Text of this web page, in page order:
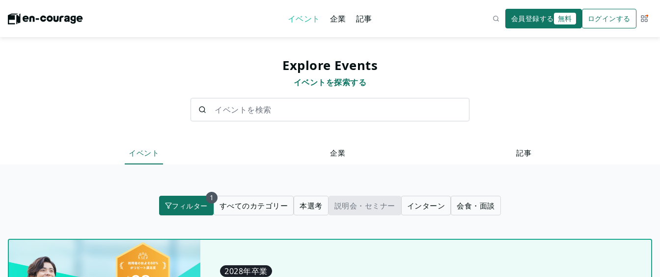
イベント 企業 記事 会員登録する 無料 ログインする サー
Explore Events
イベントを探索する
イベント 企業 記事
フィルター
1
すべてのカテゴリー 本選考 説明会・セミナー インターン 会食・面談
2028年卒業